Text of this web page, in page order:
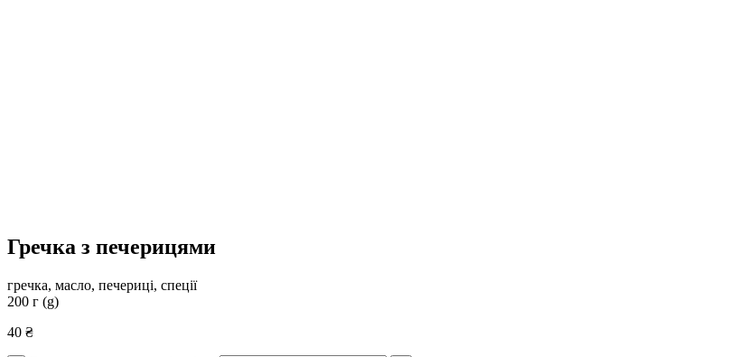
Гречка з печерицями
гречка, масло, печериці, спеції
200 г (g)
40 ₴